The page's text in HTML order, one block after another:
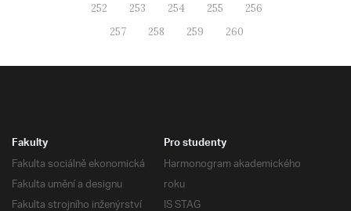
252
253 254 255
256
257
258 259 260
Fakulty
Fakulta sociálně ekonomická
Fakulta umění a designu
Fakulta strojního inženýrství
Pro studenty
Harmonogram akademického
roku
IS STAG